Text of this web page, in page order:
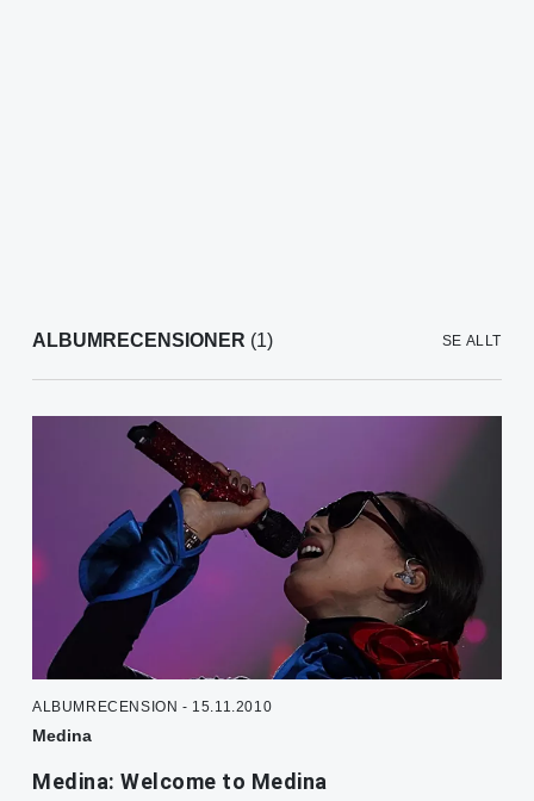
ALBUMRECENSIONER (1) SE ALLT
ALBUMRECENSION - 15.11.2010
Medina
Medina: Welcome to Medina